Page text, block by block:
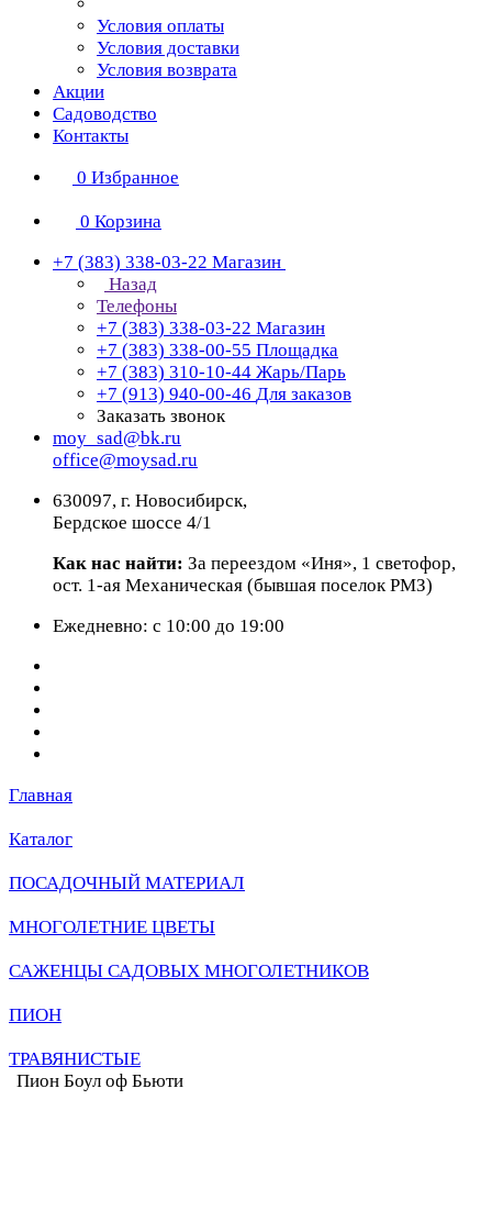
Условия оплаты
Условия доставки
Условия возврата
Акции
Садоводство
Контакты
0 Избранное
0 Корзина
+7 (383) 338-03-22 Магазин
Назад
Телефоны
+7 (383) 338-03-22 Магазин
+7 (383) 338-00-55 Площадка
+7 (383) 310-10-44 Жарь/Парь
+7 (913) 940-00-46 Для заказов
Заказать звонок
moy_sad@bk.ru
office@moysad.ru
630097, г. Новосибирск,
Бердское шоссе 4/1
Как нас найти: За переездом «Иня», 1 светофор,
ост. 1-ая Механическая (бывшая поселок РМЗ)
Ежедневно: с 10:00 до 19:00
Главная
Каталог
ПОСАДОЧНЫЙ МАТЕРИАЛ
МНОГОЛЕТНИЕ ЦВЕТЫ
САЖЕНЦЫ САДОВЫХ МНОГОЛЕТНИКОВ
ПИОН
ТРАВЯНИСТЫЕ
Пион Боул оф Бьюти